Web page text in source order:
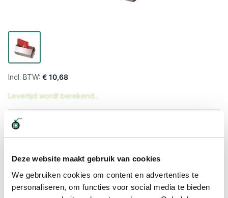
Deze website maakt gebruik van cookies
We gebruiken cookies om content en advertenties te
personaliseren, om functies voor social media te bieden
€ 10,68
Levertijd wordt berekend...
15.000 producten uit voorraad
Snel naar